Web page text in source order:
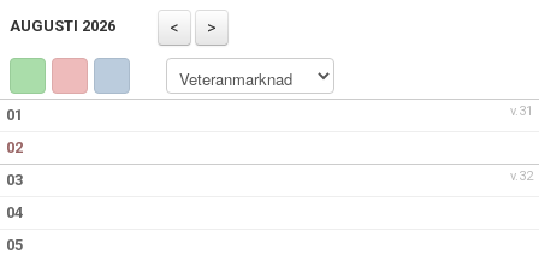
KALENDER
DOKUMENT
AUGUSTI 2026
v.31
01
02
v.32
03
04
05